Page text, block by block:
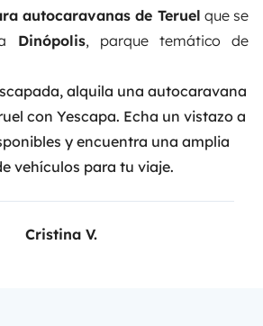
autocaravanas de Teruel que se
Dinópolis, parque temático de
alquila una autocaravana
con Yescapa. Echa un vistazo a
y encuentra una amplia
vehículos para tu viaje.
Cristina V.